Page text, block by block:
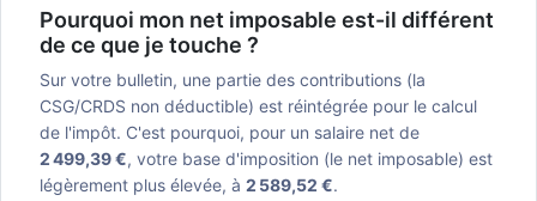
Pourquoi mon net imposable est-il différent
de ce que je touche ?
Sur votre bulletin, une partie des contributions (la
CSG/CRDS non déductible) est réintégrée pour le calcul
de l'impôt. C'est pourquoi, pour un salaire net de
2 499,39 €, votre base d'imposition (le net imposable) est
légèrement plus élevée, à 2 589,52 €.